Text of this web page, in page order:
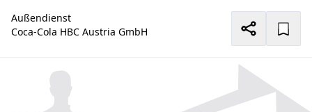
Außendienst
Coca-Cola HBC Austria GmbH